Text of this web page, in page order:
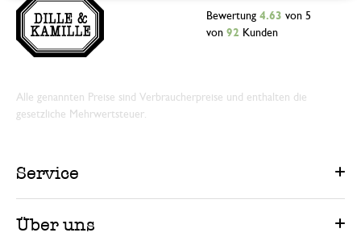
Bewertung 4.63 von 5
von 92 Kunden
Alle genannten Preise sind Verbraucherpreise und enthalten die
gesetzliche Mehrwertsteuer.
Service
Über uns